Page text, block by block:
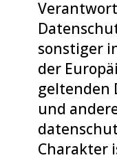
sonstiger
der
geltenden
und
Charakter